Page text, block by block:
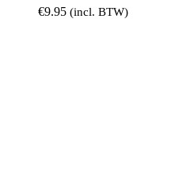
€9.95 (incl. BTW)